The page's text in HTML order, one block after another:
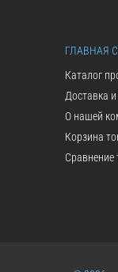
ГЛАВНАЯ
Каталог
Доставка
О нашей
Корзина
Сравнение